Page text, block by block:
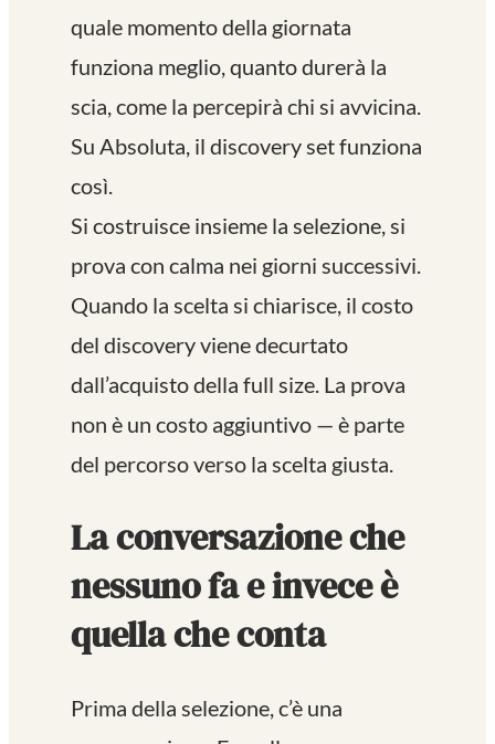
quale momento della giornata
funziona meglio, quanto durerà la
scia, come la percepirà chi si avvicina.
Su Absoluta, il discovery set funziona
così.
Si costruisce insieme la selezione, si
prova con calma nei giorni successivi.
Quando la scelta si chiarisce, il costo
del discovery viene decurtato
dall’acquisto della full size. La prova
non è un costo aggiuntivo — è parte
del percorso verso la scelta giusta.
La conversazione che
nessuno fa e invece è
quella che conta
Prima della selezione, c’è una